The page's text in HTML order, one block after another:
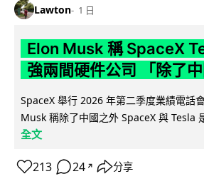
Lawton 1 日
Elon Musk 稱 SpaceX
強兩間硬件公司 「除了中
SpaceX 舉行 2026 年第二季度業績電話
Musk 稱除了中國之外 SpaceX 與 Tesla
全文
213 24 ↗ 分享